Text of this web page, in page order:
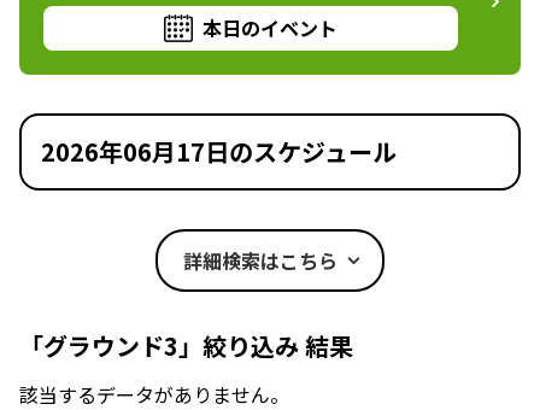
本日のイベント
2026年06月17日のスケジュール
詳細検索はこちら
「グラウンド3」絞り込み 結果
該当するデータがありません。